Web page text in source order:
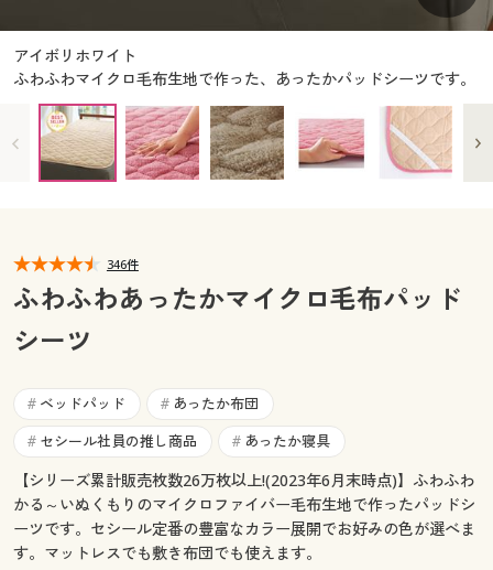
大きいサイズ 事務・制服
カタログ・チラシからのご注文
デジタルカタログ
カタログ無料プレゼント
マイページ
閲覧履歴
お気に入り
サポート
ご利用ガイド
デジタルカタログ
カタログ無料プレゼント
会員メニュー
閲覧履歴
お気に入り
サポート
ご利用ガイド
よくある質問とお問い合わせ
アイボリホワイト
ふわふわマイクロ毛布生地で作った、あったかパッドシーツです。
346件
ふわふわあったかマイクロ毛布パッド
シーツ
# ベッドパッド # あったか布団
# セシール社員の推し商品 # あったか寝具
【シリーズ累計販売枚数26万枚以上!(2023年6月末時点)】ふわふわ
かる～いぬくもりのマイクロファイバー毛布生地で作ったパッドシ
ーツです。セシール定番の豊富なカラー展開でお好みの色が選べま
す。マットレスでも敷き布団でも使えます。